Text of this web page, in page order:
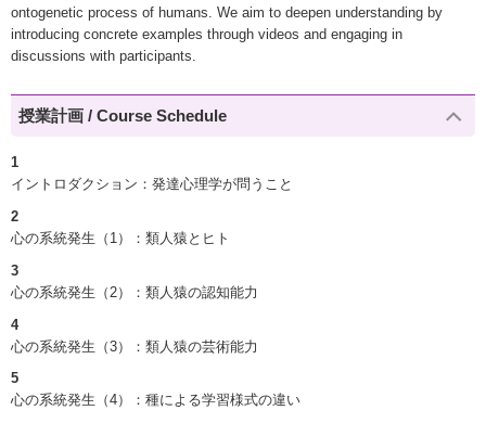
ontogenetic process of humans. We aim to deepen understanding by
introducing concrete examples through videos and engaging in
discussions with participants.
授業計画 / Course Schedule
1
イントロダクション：発達心理学が問うこと
2
心の系統発生（1）：類人猿とヒト
3
心の系統発生（2）：類人猿の認知能力
4
心の系統発生（3）：類人猿の芸術能力
5
心の系統発生（4）：種による学習様式の違い